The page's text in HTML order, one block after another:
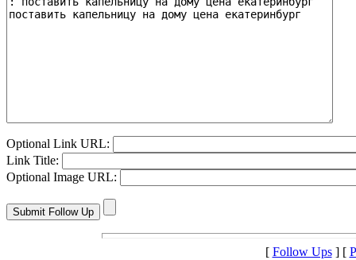
Optional Link URL:
Link Title:
Optional Image URL:
[ Follow Ups] [